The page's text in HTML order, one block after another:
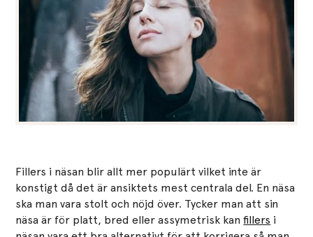
Fillers i näsan blir allt mer populärt vilket inte är
konstigt då det är ansiktets mest centrala del. En näsa
ska man vara stolt och nöjd över. Tycker man att sin
näsa är för platt, bred eller assymetrisk kanfillers i